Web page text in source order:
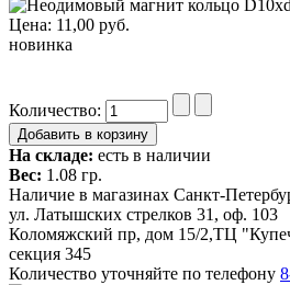
Цена: 11,00 руб.
новинка
Количество:
На складе: есть в наличии
Вес: 1.08 гр.
Наличие в магазинах Санкт-
ул. Латышских стрелков 31, оф. 103
Коломяжский пр, дом 15/2,ТЦ
секция 345
Количество уточняйте по телефону